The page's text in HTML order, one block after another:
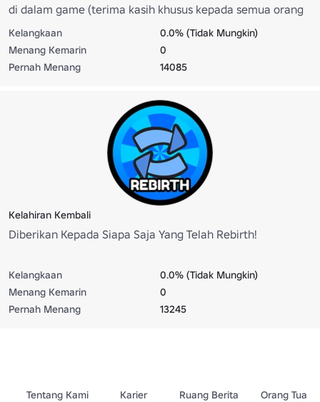
di dalam game (terima kasih khusus kepada semua orang
yang mendukung kami)
Kelangkaan
0.0% (Tidak Mungkin)
Menang Kemarin
0
Pernah Menang
14085
Kelahiran Kembali
Diberikan Kepada Siapa Saja Yang Telah Rebirth!
Kelangkaan
0.0% (Tidak Mungkin)
Menang Kemarin
0
Pernah Menang
13245
Tentang Kami Karier Ruang Berita Orang Tua